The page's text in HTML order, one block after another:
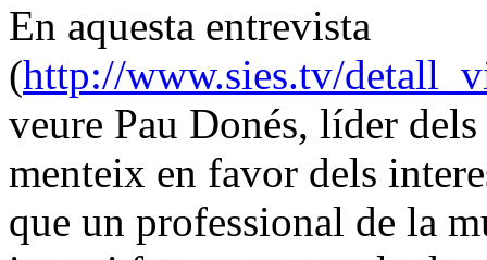
En aquesta entrevista
(http://www.sies.tv/
veure Pau Donés, líder
menteix en favor dels
que un professional de la